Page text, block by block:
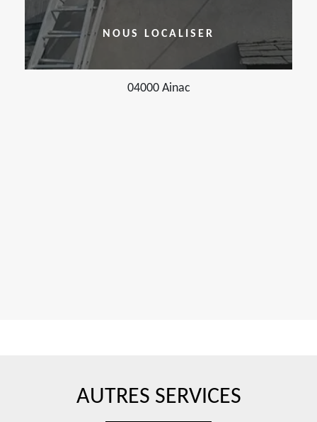
NOUS LOCALISER
04000 Ainac
AUTRES SERVICES